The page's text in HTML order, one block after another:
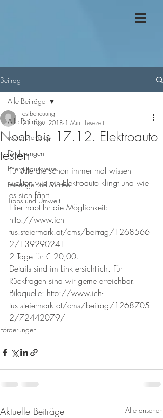
Beitrag
Alle Beiträge
we are enerep
Förderungen
Energieausweise
Feiertage und Mottos
Tipps und Umwelt
Alle Beiträge
Noch bis 17.12. Elektroauto
testen
estbetreuung
21. Nov. 2018 1 Min. Lesezeit
Für Alle die schon immer mal wissen
wollten wie ein Elektroauto klingt und wie
es sich fährt.
Hier habt Ihr die Möglichkeit:
http://www.ich-
tus.steiermark.at/cms/beitrag/1268566
2/139290241
2 Tage für € 20,00.
Details sind im Link ersichtlich. Für
Rückfragen sind wir gerne erreichbar.
Bildquelle: http://www.ich-
tus.steiermark.at/cms/beitrag/1268705
2/72442079/
Förderungen
Aktuelle Beiträge Alle ansehen